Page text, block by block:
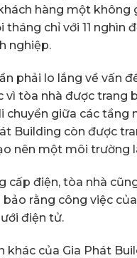
hàng một không
chỉ với 11 nghìn
nghiệp.
phải lo lắng về vấn
vì tòa nhà được trang
chuyển giữa các tầng
Building còn được
nên một môi trường
cấp điện, tòa nhà
rằng công việc
điện tử.
khác của Gia Phát